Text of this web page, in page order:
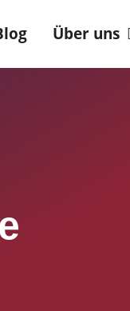
Über uns